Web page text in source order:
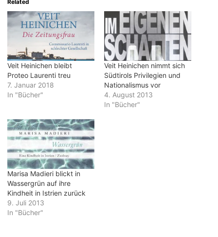
Related
Veit Heinichen bleibt
Proteo Laurenti treu
7. Januar 2018
In "Bücher"
Veit Heinichen nimmt sich
Südtirols Privilegien und
Nationalismus vor
4. August 2013
In "Bücher"
Marisa Madieri blickt in
Wassergrün auf ihre
Kindheit in Istrien zurück
9. Juli 2013
In "Bücher"